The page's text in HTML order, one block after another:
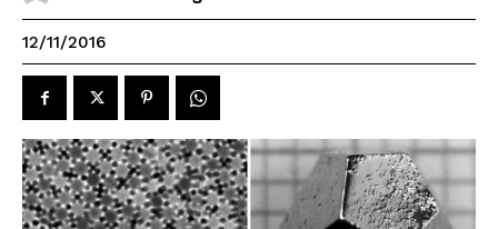
12/11/2016